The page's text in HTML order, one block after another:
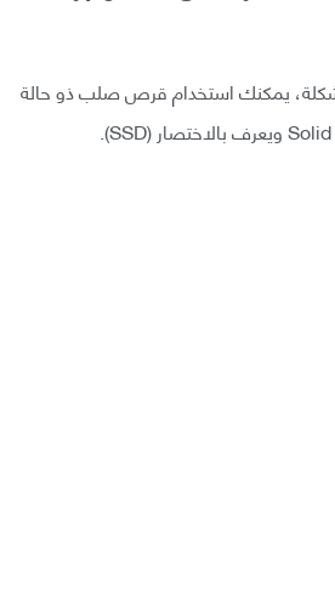
يمكنك استخدام قرص صلب ذو حالة